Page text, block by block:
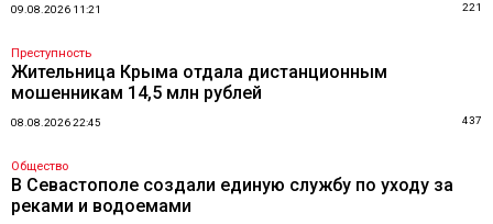
09.08.2026 11:21 221
Преступность
Жительница Крыма отдала дистанционным
мошенникам 14,5 млн рублей
08.08.2026 22:45 437
Общество
В Севастополе создали единую службу по уходу за
реками и водоемами